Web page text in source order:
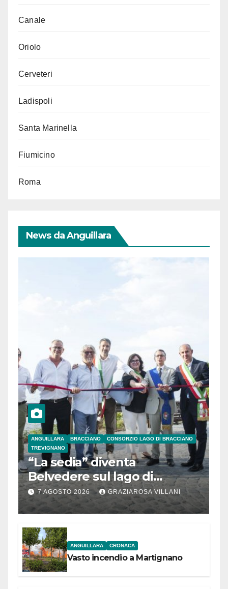
Canale
Oriolo
Cerveteri
Ladispoli
Santa Marinella
Fiumicino
Roma
News da Anguillara
ANGUILLARA BRACCIANO
CONSORZIO LAGO DI BRACCIANO
TREVIGNANO
“La sedia” diventa
Belvedere sul lago di
Bracciano: ieri
l’inaugurazione
7 AGOSTO 2026 GRAZIAROSA VILLANI
ANGUILLARA CRONACA
Vasto incendio a Martignano